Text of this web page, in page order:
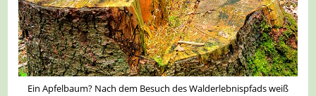
Ein Apfelbaum? Nach dem Besuch des Walderlebnispfads weiß